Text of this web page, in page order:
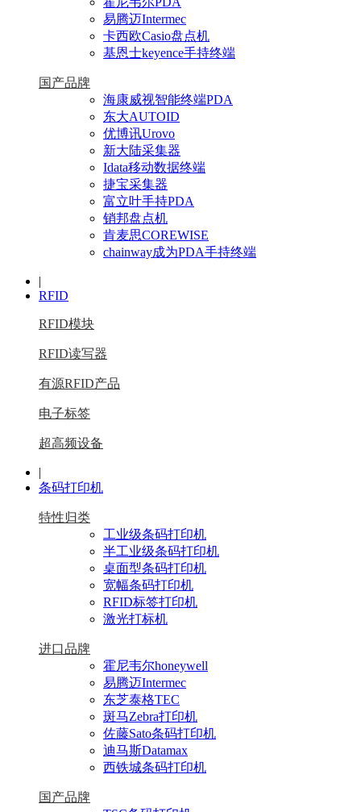
易腾迈Intermec
卡西欧Casio盘点机
基恩士keyence手持终端
国产品牌
海康威视智能终端PDA
东大AUTOID
优博讯Urovo
新大陆采集器
Idata移动数据终端
捷宝采集器
富立叶手持PDA
销邦盘点机
肯麦思COREWISE
chainway成为PDA手持终端
|
RFID
RFID模块
RFID读写器
有源RFID产品
电子标签
超高频设备
|
条码打印机
特性归类
工业级条码打印机
半工业级条码打印机
桌面型条码打印机
宽幅条码打印机
RFID标签打印机
激光打标机
进口品牌
霍尼韦尔honeywell
易腾迈Intermec
东芝泰格TEC
斑马Zebra打印机
佐藤Sato条码打印机
迪马斯Datamax
西铁城条码打印机
国产品牌